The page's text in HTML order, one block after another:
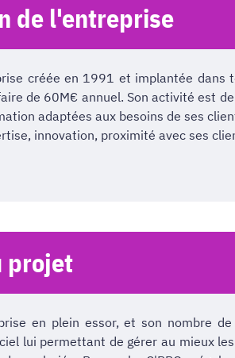
de l'entreprise
créée en 1991 et implantée
de 60M€ annuel. Son activité est
adaptées aux besoins de ses
innovation, proximité avec ses
projet
en plein essor, et son nombre
lui permettant de gérer au mieux